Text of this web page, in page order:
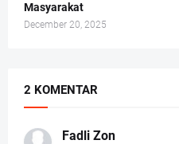
Masyarakat
December 20, 2025
2 KOMENTAR
Fadli Zon